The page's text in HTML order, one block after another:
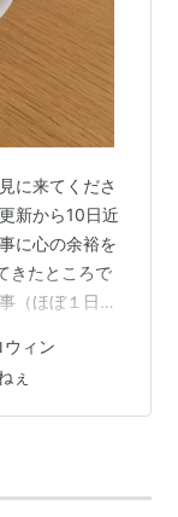
に来てくださ
新から10日近
に心の余裕を
きたところで
（ほぼ１日
なし） もち
んだけど、
しんどーーー
ってなんとも
ウィン
ぇ